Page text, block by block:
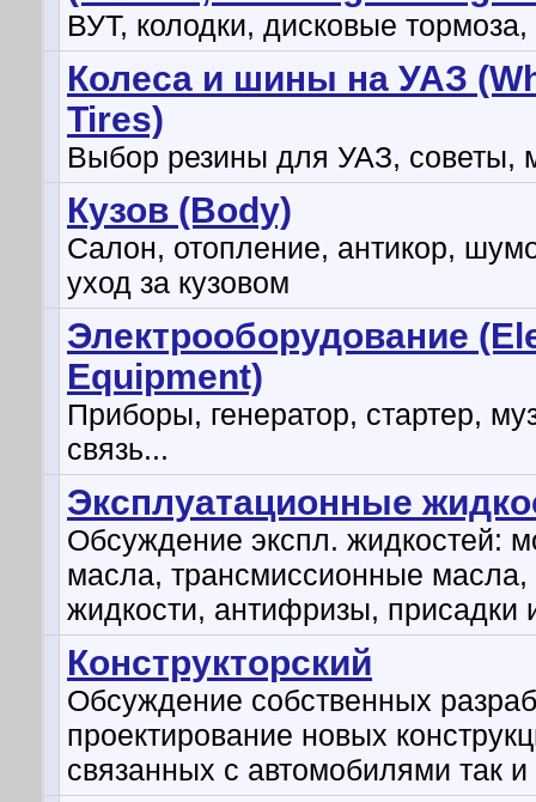
ВУТ, колодки, дисковые
Колеса и шины на УАЗ
Tires)
Выбор резины для УАЗ, советы,
Кузов (Body)
Салон, отопление, антикор,
уход за кузовом
Электрооборудование
Equipment)
Приборы, генератор, стартер,
связь...
Эксплуатационные
Обсуждение экспл. жидкостей:
масла, трансмиссионные
жидкости, антифризы, присадки
Конструкторский
Обсуждение собственных
проектирование новых
связанных с автомобилями так и